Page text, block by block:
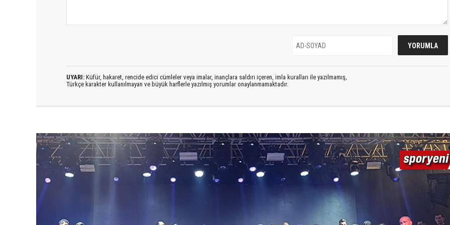
UYARI: Küfür, hakaret, rencide edici cümleler veya imalar, inançlara saldırı içeren, imla kuralları ile yazılmamış,
Türkçe karakter kullanılmayan ve büyük harflerle yazılmış yorumlar onaylanmamaktadır.